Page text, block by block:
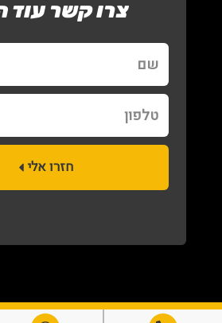
צרו קשר עוד
שם
טלפון
חזרו אלי